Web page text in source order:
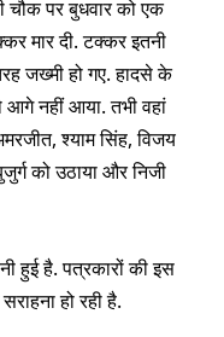
पर बुधवार को एक
मार दी. टक्कर इतनी
जख्मी हो गए. हादसे के
आगे नहीं आया. तभी वहां
श्याम सिंह, विजय
को उठाया और निजी
हुई है. पत्रकारों की इस
हो रही है.